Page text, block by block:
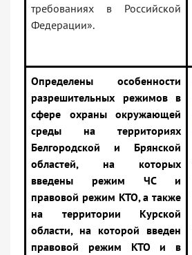
требованиях в Российской
Федерации».
Определены особенности
разрешительных режимов в
сфере охраны окружающей
среды на территориях
Белгородской и Брянской
областей, на которых
введены режим ЧС и
правовой режим КТО, а также
на территории Курской
области, на которой введен
правовой режим КТО и в